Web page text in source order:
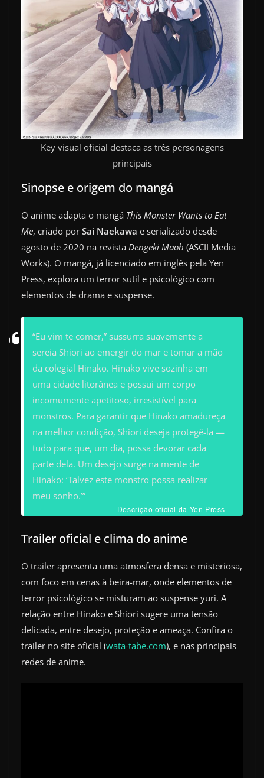
Key visual oficial destaca as três personagens
principais
Sinopse e origem do mangá
O anime adapta o mangá This Monster Wants to Eat
Me, criado por Sai Naekawa e serializado desde
agosto de 2020 na revista Dengeki Maoh (ASCII Media
Works). O mangá, já licenciado em inglês pela Yen
Press, explora um terror sutil e psicológico com
elementos de drama e suspense.
“Eu vim te comer,” sussurra suavemente a
sereia Shiori ao emergir do mar e tomar a mão
da colegial Hinako. Hinako vive sozinha em
uma cidade litorânea e possui um corpo
incomumente apetitoso, irresistível para
monstros. Para garantir que Hinako amadureça
na melhor condição, Shiori deseja protegê-la —
tudo para que, um dia, possa devorar cada
parte dela. Um desejo surge na mente de
Hinako: ‘Talvez este monstro possa realizar
meu sonho.’”
Descrição oficial da Yen Press
Trailer oficial e clima do anime
O trailer apresenta uma atmosfera densa e misteriosa,
com foco em cenas à beira-mar, onde elementos de
terror psicológico se misturam ao suspense yuri. A
relação entre Hinako e Shiori sugere uma tensão
delicada, entre desejo, proteção e ameaça. Confira o
trailer no site oficial (wata-tabe.com), e nas principais
redes de anime.